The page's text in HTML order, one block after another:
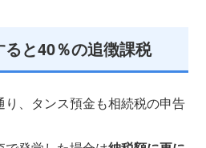
と40％の追徴課税
り、タンス預金も相続税の申告